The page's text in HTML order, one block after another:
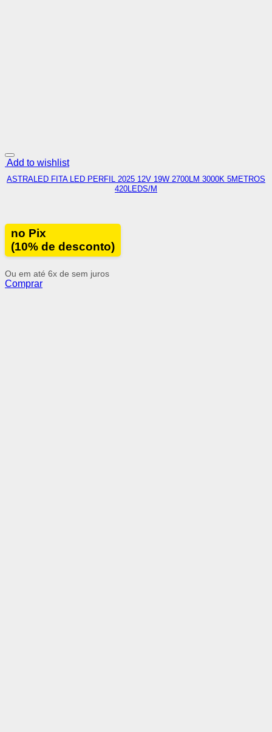
Add to wishlist
ASTRALED FITA LED PERFIL 2025 12V 19W 2700LM 3000K 5METROS
420LEDS/M
no Pix
(10% de desconto)
Ou em até 6x de sem juros
Comprar